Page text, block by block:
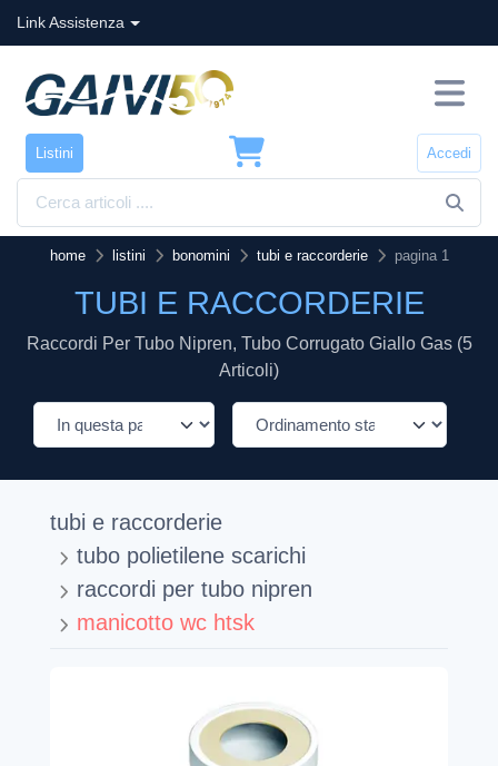
Link Assistenza
Listini Accedi
home listini bonomini tubi e raccorderie pagina 1
TUBI E RACCORDERIE
Raccordi Per Tubo Nipren, Tubo Corrugato Giallo Gas (5
Articoli)
tubi e raccorderie
tubo polietilene scarichi
raccordi per tubo nipren
manicotto wc htsk